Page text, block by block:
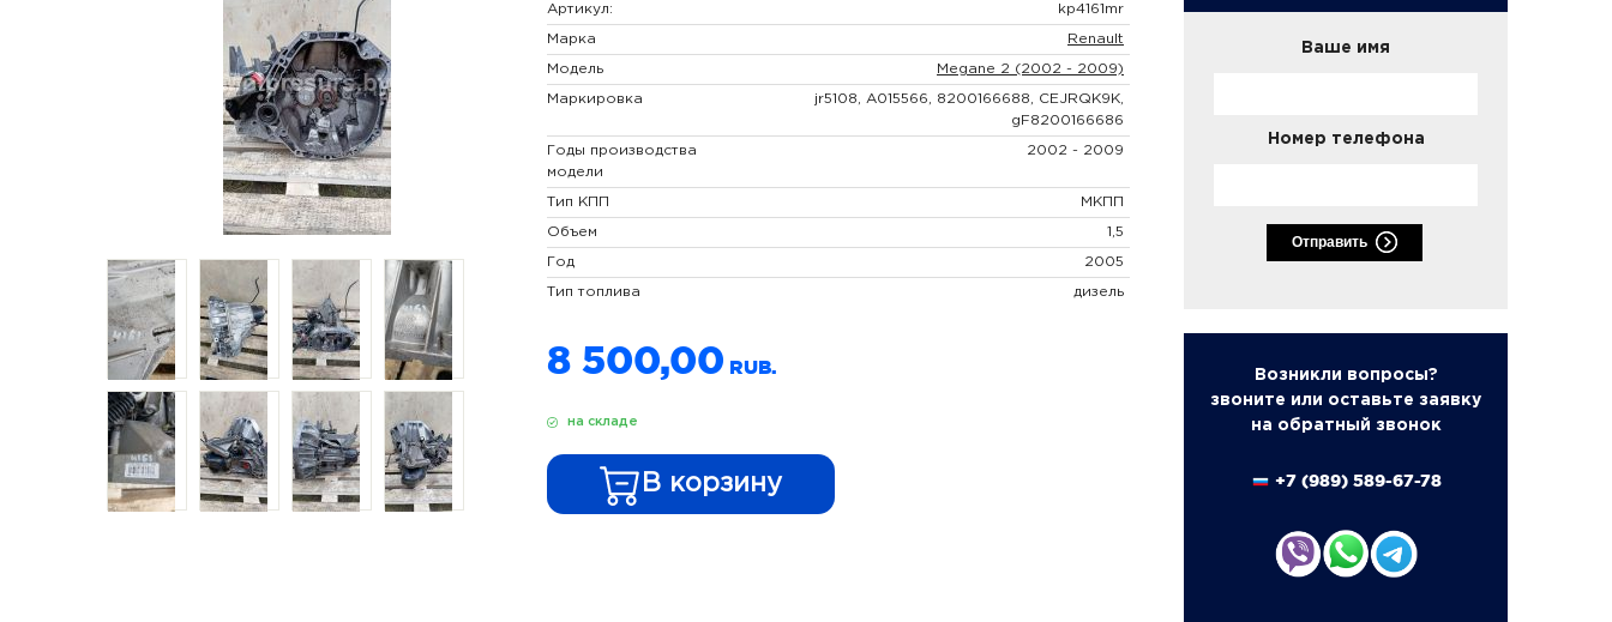
Артикул: kp4161mr
Марка Renault
Модель Megane 2 (2002 - 2009)
Маркировка
jr5108, A015566, 8200166688, CEJRQK9K,
gF8200166686
Годы производства
модели
2002 - 2009
Тип КПП МКПП
Объем 1,5
Год 2005
Тип топлива дизель
8 500,00
на складе
В корзину
Ваше имя
Номер телефона
Отправить
Возникли вопросы?
звоните или оставьте заявку
на обратный звонок
+7 (989) 589-67-78